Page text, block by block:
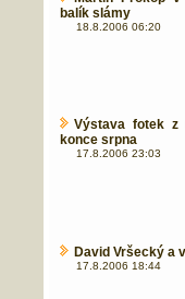
balík slámy
18.8.2006 06:20
Výstava fotek z
konce srpna
17.8.2006 23:03
David Vršecký a
17.8.2006 18:44